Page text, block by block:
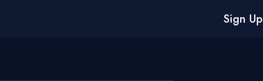
Sign Up